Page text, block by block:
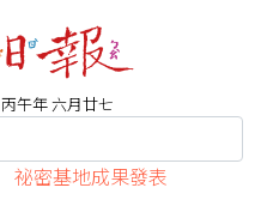
午年 六月廿七
密基地成果發表